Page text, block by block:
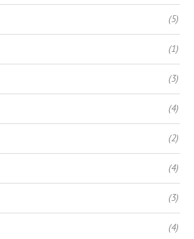
(5)
(1)
(3)
(4)
(2)
(4)
(3)
(4)